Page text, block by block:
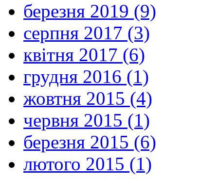
березня 2019 (9)
серпня 2017 (3)
квітня 2017 (6)
грудня 2016 (1)
жовтня 2015 (4)
червня 2015 (1)
березня 2015 (6)
лютого 2015 (1)